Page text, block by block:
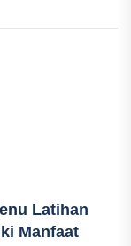
Latihan
Manfaat